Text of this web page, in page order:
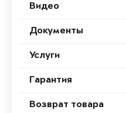
Видео
Документы
Услуги
Гарантия
Возврат товара